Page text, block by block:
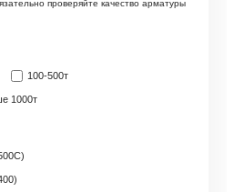
проверяйте качество арматуры
100-500т
1000т